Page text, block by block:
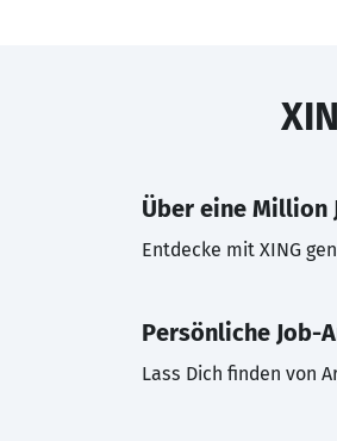
Über eine Million
Entdecke mit XING
Persönliche Job-
Lass Dich finden von